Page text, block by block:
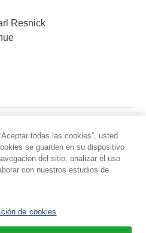
Resnick
todas las cookies”, usted
se guarden en su dispositivo
del sitio, analizar el uso
con nuestros estudios de
de cookies